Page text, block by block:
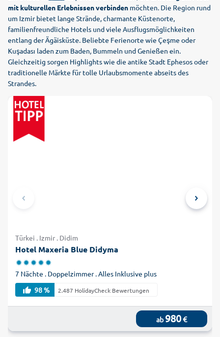
mit kulturellen Erlebnissen verbinden möchten. Die Region rund
um Izmir bietet lange Strände, charmante Küstenorte,
familienfreundliche Hotels und viele Ausflugsmöglichkeiten
entlang der Ägäisküste. Beliebte Ferienorte wie Çeşme oder
Kuşadası laden zum Baden, Bummeln und Genießen ein.
Gleichzeitig sorgen Highlights wie die antike Stadt Ephesos oder
traditionelle Märkte für tolle Urlaubsmomente abseits des
Strandes.
Türkei . Izmir . Didim
Hotel Maxeria Blue Didyma
7 Nächte . Doppelzimmer . Alles Inklusive plus
98 %
2.487 HolidayCheck Bewertungen
ab 980€